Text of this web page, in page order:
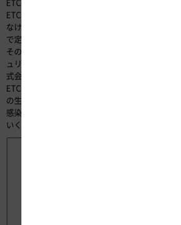
ETCに悪影響を及ぼさないよう、ETC情報の安
なければならない」と「ETC 多目的利用システ
で定められています。
そのため、当社は試行運用で培った技術や経験
ュリティ管理を主たる役割として業務をおこな
式会社と連携してETC多目的利用サービスの拡大
ETC多目的利用サービスは、キャッシュレス化
の生産性向上に留まらず、接触機会の低減によ
感染予防対策としても、今後の社会において非
いくものと考えています。